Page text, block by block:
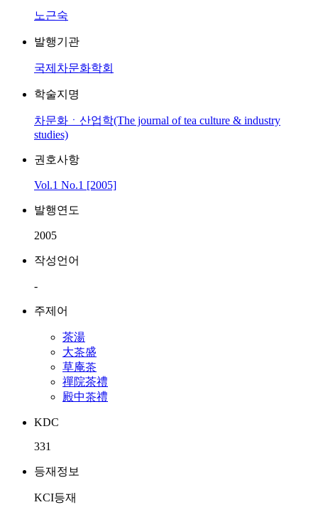
노근숙
발행기관
국제차문화학회
학술지명
차문화ㆍ산업학(The journal of tea culture & industry
studies)
권호사항
Vol.1 No.1 [2005]
발행연도
2005
작성언어
-
주제어
茶湯
大茶盛
草庵茶
禪院茶禮
殿中茶禮
KDC
331
등재정보
KCI등재